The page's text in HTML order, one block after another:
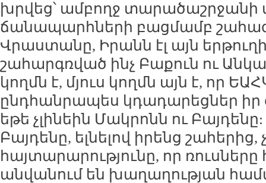
խրվեց՝ ամբողջ
ճանապարհների բացմամբ
Վրաստանը, Իրանն էլ այն
շահարգռված ինչ Բաքուն ու
կողմն է, մյուս կողմն այն է, որ
ընդհանրապես կդադարեցներ իր
եթե չլինեին Մակրոնն ու
Բայդենը, ելնելով իրենց
հայտարարությունը, որ
անվանում են խաղաղության